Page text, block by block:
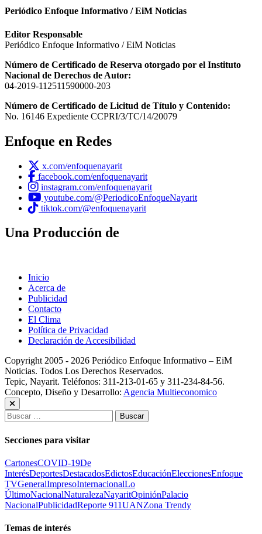
Periódico Enfoque Informativo / EiM Noticias
Editor Responsable
Periódico Enfoque Informativo / EiM Noticias
Número de Certificado de Reserva otorgado por el Instituto
Nacional de Derechos de Autor:
04-2019-112511590000-203
Número de Certificado de Licitud de Título y Contenido:
No. 16146 Expediente CCPRI/3/TC/14/20079
Enfoque en Redes
x.com/enfoquenayarit
facebook.com/enfoquenayarit
instagram.com/enfoquenayarit
youtube.com/@PeriodicoEnfoqueNayarit
tiktok.com/@enfoquenayarit
Una Producción de
Inicio
Acerca de
Publicidad
Contacto
El Clima
Política de Privacidad
Declaración de Accesibilidad
Copyright 2005 - 2026 Periódico Enfoque Informativo – EiM
Noticias. Todos Los Derechos Reservados.
Tepic, Nayarit. Teléfonos: 311-213-01-65 y 311-234-84-56.
Concepto, Diseño y Desarrollo: Agencia Multieconomico
Buscar:
Secciones para visitar
CartonesCOVID-19De
InterésDeportesDestacadosEdictosEducaciónEleccionesEnfoque
TVGeneralImpresoInternacionalLo
ÚltimoNacionalNaturalezaNayaritOpiniónPalacio
NacionalPublicidadReporte 911UANZona Trendy
Temas de interés